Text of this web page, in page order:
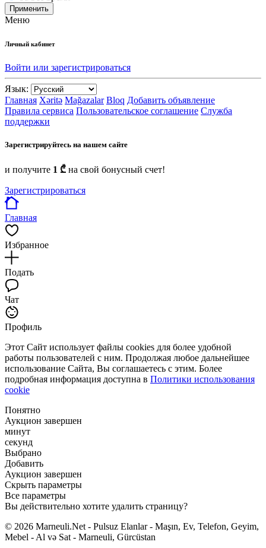
Применить
Меню
Личный кабинет
Войти или зарегистрироваться
Язык:
Главная Xəritə Mağazalar Bloq Добавить объявление
Правила сервиса Пользовательское соглашение Служба
поддержки
Зарегистрируйтесь на нашем сайте
и получите 1 ₾ на свой бонусный счет!
Зарегистрироваться
Главная
Избранное
Подать
Чат
Профиль
Этот Сайт использует файлы cookies для более удобной
работы пользователей с ним. Продолжая любое дальнейшее
использование Сайта, Вы соглашаетесь с этим. Более
подробная информация доступна в Политики использования
cookie
Понятно
Аукцион завершен
минут
секунд
Выбрано
Добавить
Аукцион завершен
Скрыть параметры
Все параметры
Вы действительно хотите удалить страницу?
© 2026 Marneuli.Net - Pulsuz Elanlar - Maşın, Ev, Telefon, Geyim,
Mebel - Al və Sat - Marneuli, Gürcüstan